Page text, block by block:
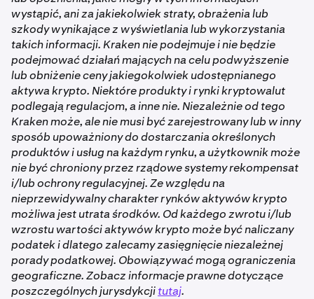
wystąpić, ani za jakiekolwiek straty, obrażenia lub
szkody wynikające z wyświetlania lub wykorzystania
takich informacji. Kraken nie podejmuje i nie będzie
podejmować działań mających na celu podwyższenie
lub obniżenie ceny jakiegokolwiek udostępnianego
aktywa krypto. Niektóre produkty i rynki kryptowalut
podlegają regulacjom, a inne nie. Niezależnie od tego
Kraken może, ale nie musi być zarejestrowany lub w inny
sposób upoważniony do dostarczania określonych
produktów i usług na każdym rynku, a użytkownik może
nie być chroniony przez rządowe systemy rekompensat
i/lub ochrony regulacyjnej. Ze względu na
nieprzewidywalny charakter rynków aktywów krypto
możliwa jest utrata środków. Od każdego zwrotu i/lub
wzrostu wartości aktywów krypto może być naliczany
podatek i dlatego zalecamy zasięgnięcie niezależnej
porady podatkowej. Obowiązywać mogą ograniczenia
geograficzne. Zobacz informacje prawne dotyczące
poszczególnych jurysdykcjitutaj.